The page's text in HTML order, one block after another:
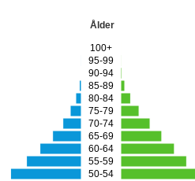
Ålder
50-54
55-59
60-64
65-69
70-74
75-79
80-84
85-89
90-94
95-99
100+